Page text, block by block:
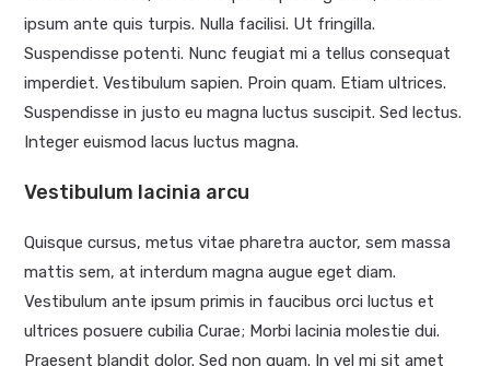
ipsum ante quis turpis. Nulla facilisi. Ut fringilla.
Suspendisse potenti. Nunc feugiat mi a tellus consequat
imperdiet. Vestibulum sapien. Proin quam. Etiam ultrices.
Suspendisse in justo eu magna luctus suscipit. Sed lectus.
Integer euismod lacus luctus magna.
Vestibulum lacinia arcu
Quisque cursus, metus vitae pharetra auctor, sem massa
mattis sem, at interdum magna augue eget diam.
Vestibulum ante ipsum primis in faucibus orci luctus et
ultrices posuere cubilia Curae; Morbi lacinia molestie dui.
Praesent blandit dolor. Sed non quam. In vel mi sit amet